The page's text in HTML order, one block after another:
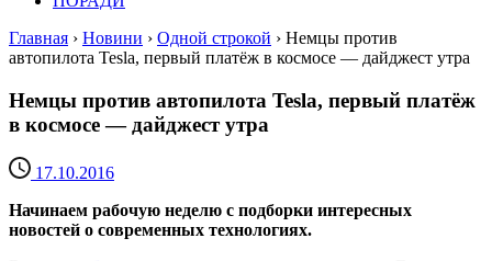
Главная › Новини › Одной строкой › Немцы против
автопилота Tesla, первый платёж в космосе — дайджест утра
Немцы против автопилота Tesla, первый платёж
в космосе — дайджест утра
17.10.2016
Начинаем рабочую неделю с подборки интересных
новостей о современных технологиях.